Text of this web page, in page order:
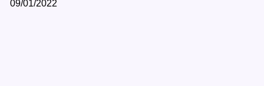
09/01/2022